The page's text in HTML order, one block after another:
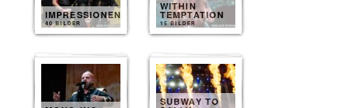
IMPRESSIONEN
40 BILDER
WITHIN
TEMPTATION
15 BILDER
SUBWAY TO